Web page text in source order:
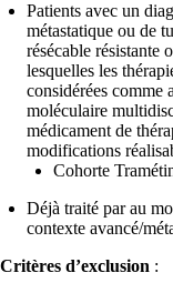
Patients avec un
métastatique ou de
résécable résistante
lesquelles les
considérées comme
moléculaire
médicament de
modifications
Cohorte
Déjà traité par au
contexte avancé/
Critères d’exclusion :